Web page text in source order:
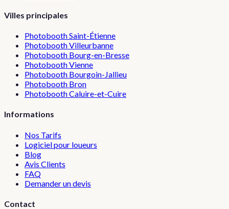
Villes principales
PhotoboothSaint-Étienne
PhotoboothVilleurbanne
Photobooth Bourg-en-Bresse
PhotoboothVienne
Photobooth Bourgoin-Jallieu
Photobooth Bron
PhotoboothCaluire-et-Cuire
Informations
Nos Tarifs
Logiciel pour loueurs
Blog
Avis Clients
FAQ
Demander un devis
Contact